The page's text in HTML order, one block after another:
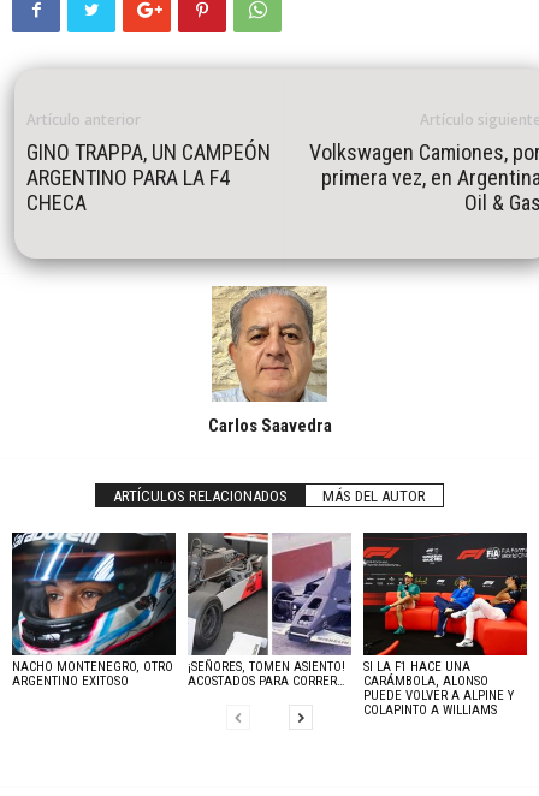
Artículo anterior
GINO TRAPPA, UN CAMPEÓN
ARGENTINO PARA LA F4
CHECA
Artículo
Volkswagen Camiones,
primera vez, en
Oil &
Carlos Saavedra
ARTÍCULOS RELACIONADOS MÁS DEL AUTOR
NACHO MONTENEGRO, OTRO
ARGENTINO EXITOSO
¡SEÑORES, TOMEN ASIENTO!
ACOSTADOS PARA CORRER…
SI LA F1 HACE UNA
CARÁMBOLA, ALONSO
PUEDE VOLVER A ALPINE Y
COLAPINTO A WILLIAMS